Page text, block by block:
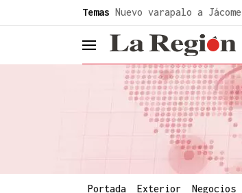
Temas Nuevo varapalo a Jácome
header.menu.open
Portada Exterior Negocios